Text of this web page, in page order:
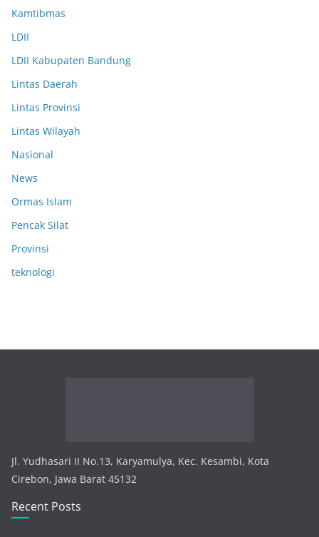
Kamtibmas
LDII
LDII Kabupaten Bandung
Lintas Daerah
Lintas Provinsi
Lintas Wilayah
Nasional
News
Ormas Islam
Pencak Silat
Provinsi
teknologi
Jl. Yudhasari II No.13, Karyamulya, Kec. Kesambi, Kota
Cirebon, Jawa Barat 45132
Recent Posts